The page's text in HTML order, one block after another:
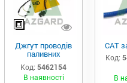
Джгут проводів
паливних
форсунок CAT
C7/C9 (546-2154)
Код: 5462154
В наявності
САТ
Код:
В